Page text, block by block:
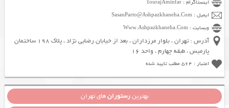
اینستاگرام : TourajAminfar
ایمیل : SasanParto@Ashpazkhaneha.Com
وبسایت : Www.Ashpazkhaneha.Com
آدرس : تهران ، بلوار مرزداران ، بعد از خیابان رضایی نژاد ، پلاک 198 ساختمان
پارمیس ، طبقه چهارم ، واحد 16
اعتبار : 564 مطلب تایید شده
بهترینرستورانهای تهران